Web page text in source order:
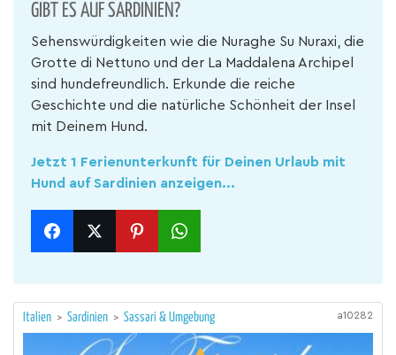
GIBT ES AUF SARDINIEN?
Sehenswürdigkeiten wie die Nuraghe Su Nuraxi, die
Grotte di Nettuno und der La Maddalena Archipel
sind hundefreundlich. Erkunde die reiche
Geschichte und die natürliche Schönheit der Insel
mit Deinem Hund.
Jetzt 1 Ferienunterkunft für Deinen Urlaub mit
Hund auf Sardinien anzeigen...
Italien > Sardinien > Sassari & Umgebung a10282